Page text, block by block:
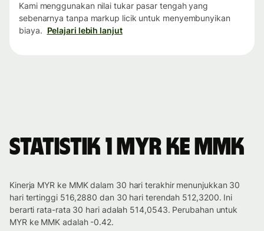
Kami menggunakan nilai tukar pasar tengah yang
sebenarnya tanpa markup licik untuk menyembunyikan
biaya. Pelajari lebih lanjut
Statistik 1 MYR ke MMK
Kinerja MYR ke MMK dalam 30 hari terakhir menunjukkan 30
hari tertinggi 516,2880 dan 30 hari terendah 512,3200. Ini
berarti rata-rata 30 hari adalah 514,0543. Perubahan untuk
MYR ke MMK adalah -0.42.